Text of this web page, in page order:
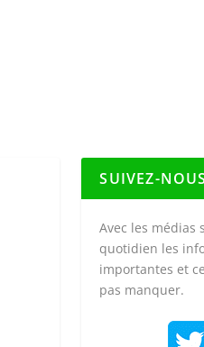
SUIVEZ-NOUS
Avec les médias
quotidien les
importantes et
pas manquer.